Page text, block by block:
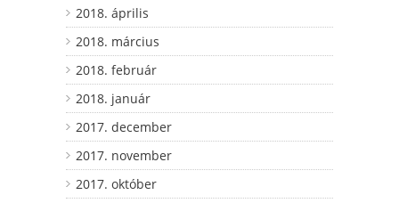
2018. április
2018. március
2018. február
2018. január
2017. december
2017. november
2017. október